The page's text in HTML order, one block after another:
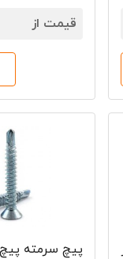
قیمت از
پیچ سرمته